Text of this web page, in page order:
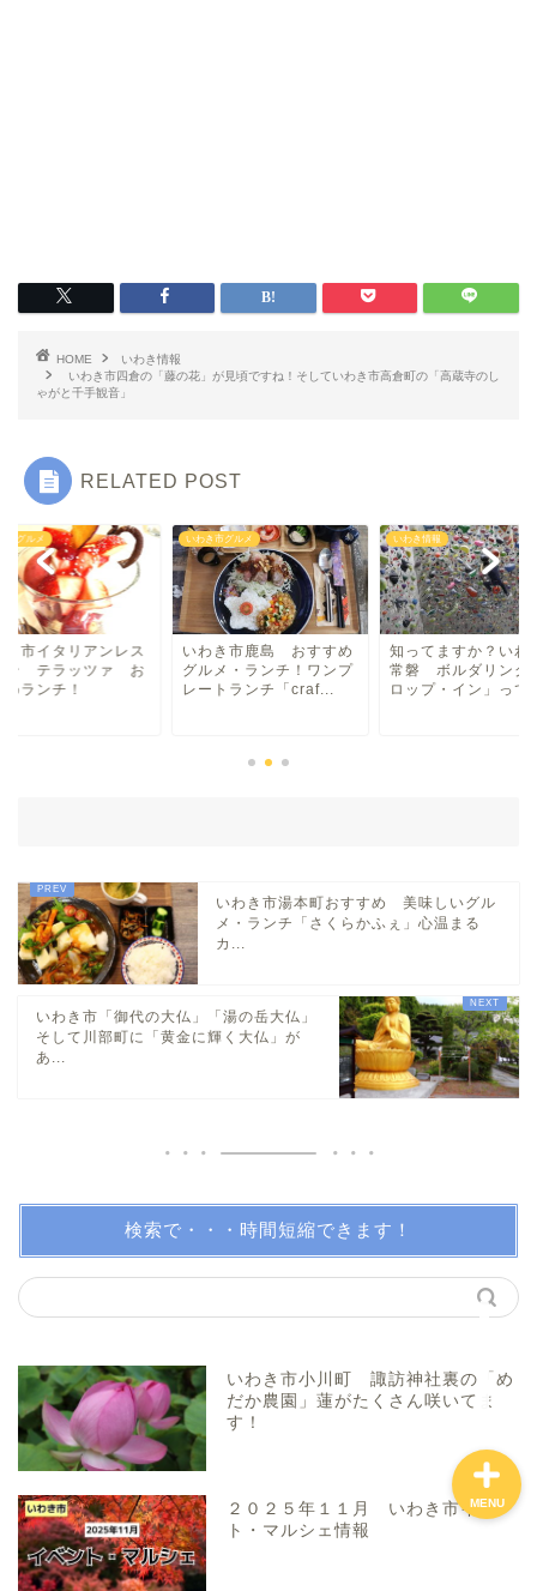
HOME
いわき情報
いわき市四倉の「藤の花」が見頃ですね！そしていわき市高倉町の「高蔵寺のし
ゃがと千手観音」
RELATED POST
市グルメ
き市鹿島 おすすめ
メ・ランチ！ワンプ
トランチ「craf...
いわき情報
知ってますか？いわき市
常磐 ボルダリング「ド
ロップ・イン」って何？
いわき市グルメ
いわき市イタリアン
トラン テラッツ
すすめランチ！
いわき市湯本町おすすめ 美味しいグル
メ・ランチ「さくらかふぇ」心温まる
カ...
いわき市「御代の大仏」「湯の岳大仏」
そして川部町に「黄金に輝く大仏」が
あ...
検索で・・・時間短縮できます！
いわき市小川町 諏訪神社裏の「め
だか農園」蓮がたくさん咲いてま
す！
２０２５年１１月 いわき市イベン
ト・マルシェ情報
MENU
マルシェ・キッチンカー
わらしべ長者
湯本・内郷・好間 方面
泉・植田・遠野・田人方面
アイディアグッズ
アクアマリンふくしま近辺
プロフィール（問い合わ